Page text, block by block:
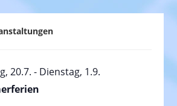
20.7. - Dienstag, 1.9.